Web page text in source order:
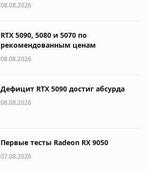
08.08.2026
RTX 5090, 5080 и 5070 по
рекомендованным ценам
08.08.2026
Дефицит RTX 5090 достиг абсурда
08.08.2026
Первые тесты Radeon RX 9050
07.08.2026